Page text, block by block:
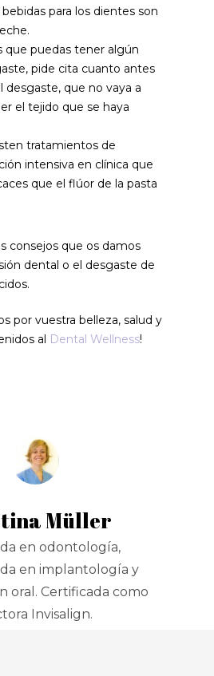
para los dientes son
que puedas tener algún
pide cita cuanto antes
desgaste, que no vaya a
el tejido que se haya
tratamientos de
intensiva en clínica que
que el flúor de la pasta
consejos que os damos
dental o el desgaste de
por vuestra belleza, salud y
al Dental Wellness!
Müller
en odontología,
en implantología y
oral. Certificada como
Invisalign.